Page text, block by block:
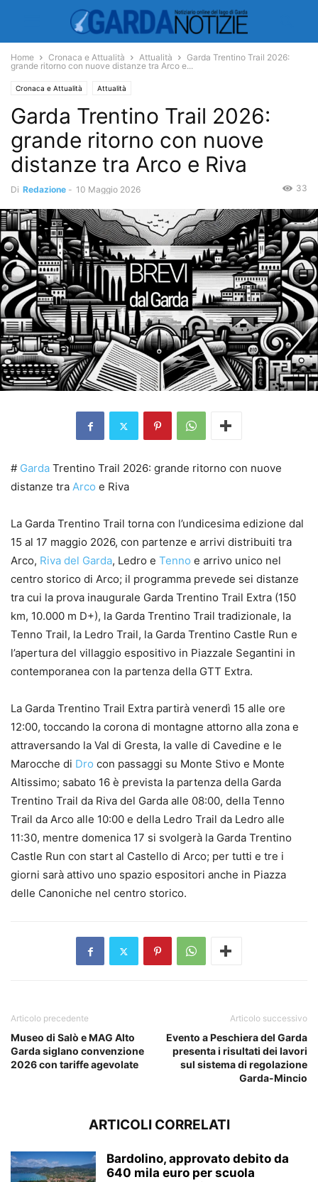
Home Cronaca e Attualità Attualità
Garda Trentino Trail 2026:
grande ritorno con nuove distanze tra Arco e...
Cronaca e Attualità Attualità
Garda Trentino Trail 2026:
grande ritorno con nuove
distanze tra Arco e Riva
Di Redazione - 10 Maggio 2026 33
# Garda Trentino Trail 2026: grande ritorno con nuove
distanze tra Arco e Riva
La Garda Trentino Trail torna con l’undicesima edizione dal
15 al 17 maggio 2026, con partenze e arrivi distribuiti tra
Arco, Riva del Garda, Ledro e Tenno e arrivo unico nel
centro storico di Arco; il programma prevede sei distanze
tra cui la prova inaugurale Garda Trentino Trail Extra (150
km, 10.000 m D+), la Garda Trentino Trail tradizionale, la
Tenno Trail, la Ledro Trail, la Garda Trentino Castle Run e
l’apertura del villaggio espositivo in Piazzale Segantini in
contemporanea con la partenza della GTT Extra.
La Garda Trentino Trail Extra partirà venerdì 15 alle ore
12:00, toccando la corona di montagne attorno alla zona e
attraversando la Val di Gresta, la valle di Cavedine e le
Marocche di Dro con passaggi su Monte Stivo e Monte
Altissimo; sabato 16 è prevista la partenza della Garda
Trentino Trail da Riva del Garda alle 08:00, della Tenno
Trail da Arco alle 10:00 e della Ledro Trail da Ledro alle
11:30, mentre domenica 17 si svolgerà la Garda Trentino
Castle Run con start al Castello di Arco; per tutti e tre i
giorni sarà attivo uno spazio espositori anche in Piazza
delle Canoniche nel centro storico.
Articolo precedente
Museo di Salò e MAG Alto
Garda siglano convenzione
2026 con tariffe agevolate
Articolo successivo
Evento a Peschiera del Garda
presenta i risultati dei lavori
sul sistema di regolazione
Garda-Mincio
ARTICOLI CORRELATI
Bardolino, approvato debito da
640 mila euro per scuola